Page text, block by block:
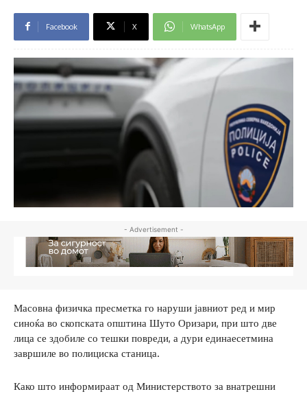
Facebook X WhatsApp
- Advertisement -
Масовна физичка пресметка го наруши јавниот ред и мир
синоќа во скопската општина Шуто Оризари, при што две
лица се здобиле со тешки повреди, а дури единаесетмина
завршиле во полициска станица.
Како што информираат од Министерството за внатрешни